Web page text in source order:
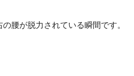
腰が脱力されている瞬間です。